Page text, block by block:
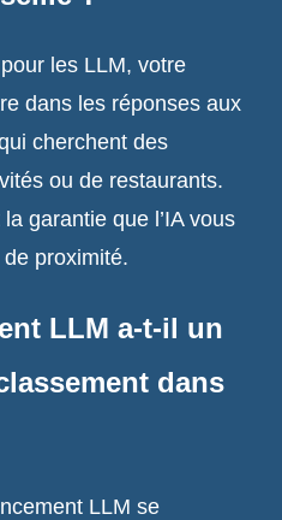
les LLM, votre
dans les réponses aux
cherchent des
ou de restaurants.
garantie que l’IA vous
proximité.
LLM a-t-il un
dans
LLM se